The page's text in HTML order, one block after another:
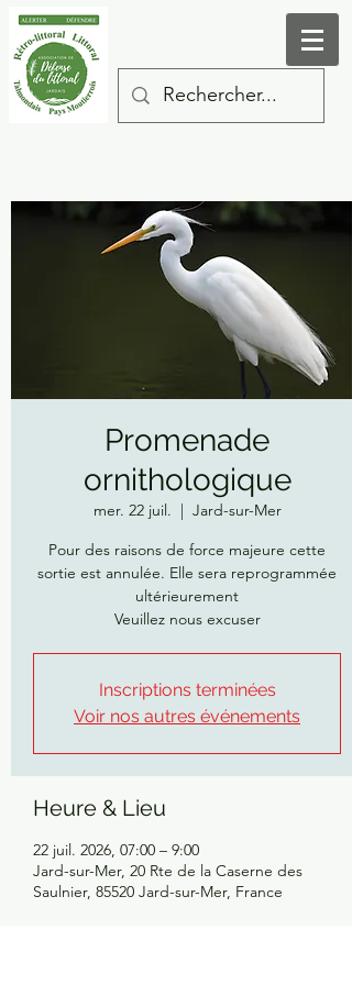
Promenade
ornithologique
mer. 22 juil.
  |
Jard-sur-Mer
Pour des raisons de force majeure cette
sortie est annulée. Elle sera reprogrammée
ultérieurement
Veuillez nous excuser
Inscriptions terminées
Voir nos autres événements
Heure & Lieu
22 juil. 2026, 07:00 – 9:00
Jard-sur-Mer, 20 Rte de la Caserne des
Saulnier, 85520 Jard-sur-Mer, France